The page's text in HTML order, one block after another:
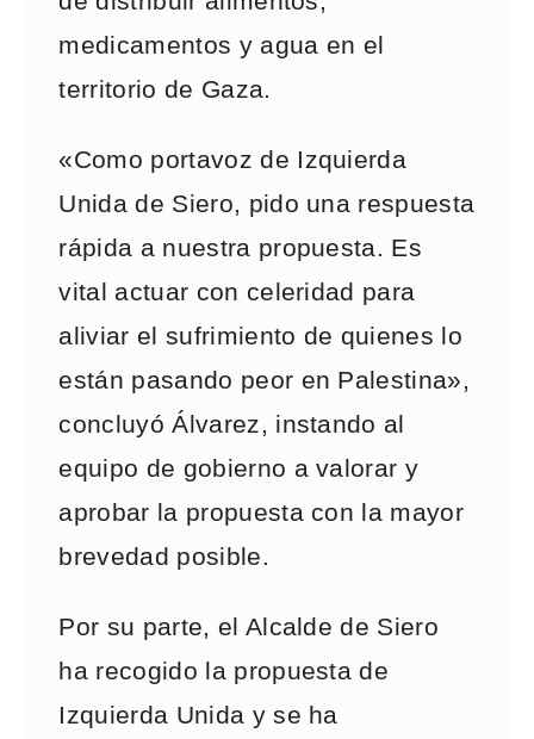
medicamentos y agua en el
territorio de Gaza.
«Como portavoz de Izquierda
Unida de Siero, pido una respuesta
rápida a nuestra propuesta. Es
vital actuar con celeridad para
aliviar el sufrimiento de quienes lo
están pasando peor en Palestina»,
concluyó Álvarez, instando al
equipo de gobierno a valorar y
aprobar la propuesta con la mayor
brevedad posible.
Por su parte, el Alcalde de Siero
ha recogido la propuesta de
Izquierda Unida y se ha